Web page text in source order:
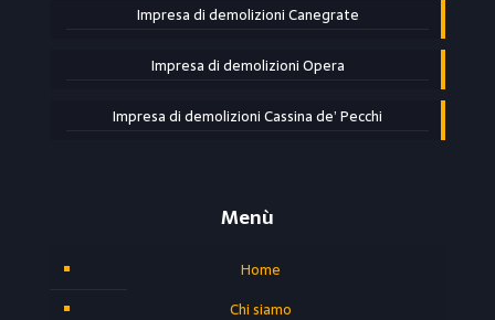
Impresa di demolizioni Canegrate
Impresa di demolizioni Opera
Impresa di demolizioni Cassina de’ Pecchi
Menù
Home
Chi siamo